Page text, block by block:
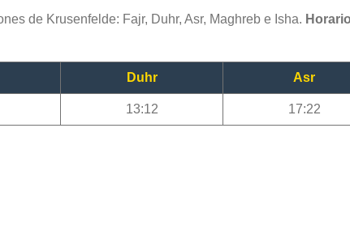
de Krusenfelde: Fajr, Duhr, Asr, Maghreb e Isha.
Duhr Asr
13:12 17:22